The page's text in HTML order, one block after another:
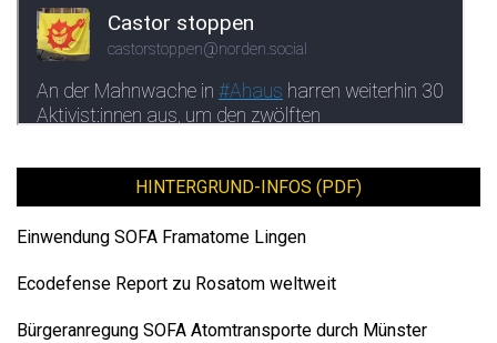
HINTERGRUND-INFOS (PDF)
Einwendung SOFA Framatome Lingen
Ecodefense Report zu Rosatom weltweit
Bürgeranregung SOFA Atomtransporte durch Münster